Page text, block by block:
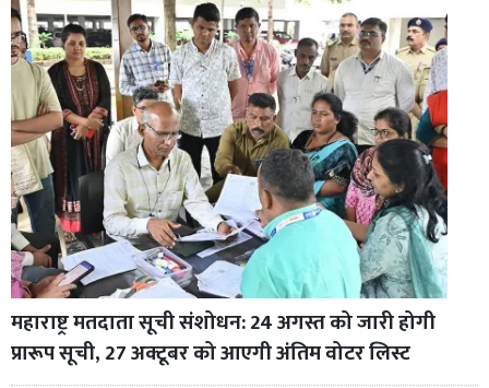
महाराष्ट्र मतदाता सूची संशोधन: 24 अगस्त को जारी होगी
प्रारूप सूची, 27 अक्टूबर को आएगी अंतिम वोटर लिस्ट